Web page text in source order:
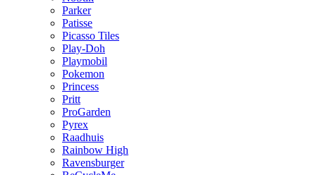
Parker
Patisse
Picasso Tiles
Play-Doh
Playmobil
Pokemon
Princess
Pritt
ProGarden
Pyrex
Raadhuis
Rainbow High
Ravensburger